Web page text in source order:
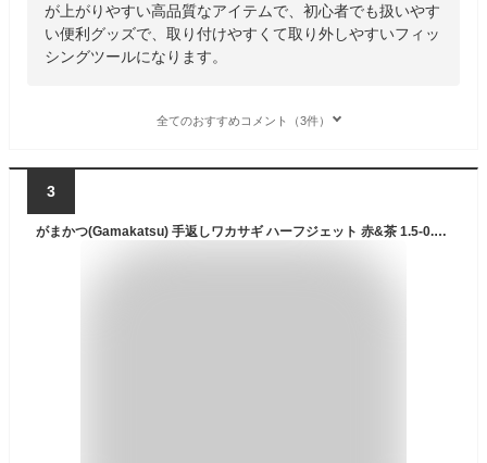
が上がりやすい高品質なアイテムで、初心者でも扱いやす
い便利グッズで、取り付けやすくて取り外しやすいフィッ
シングツールになります。
全てのおすすめコメント（3件）
3
がまかつ(Gamakatsu) 手返しワカサギ ハーフジェット 赤&茶 1.5-0.2号 W-180